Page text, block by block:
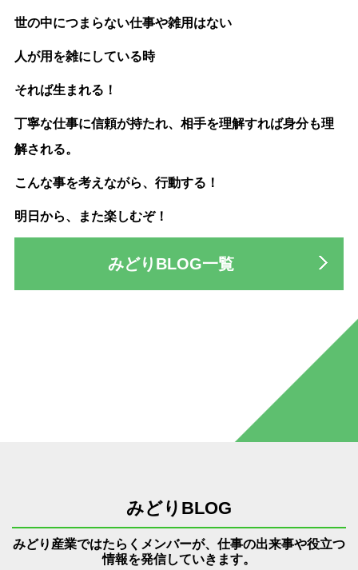
世の中につまらない仕事や雑用はない
人が用を雑にしている時
それば生まれる！
丁寧な仕事に信頼が持たれ、相手を理解すれば身分も理
解される。
こんな事を考えながら、行動する！
明日から、また楽しむぞ！
みどりBLOG一覧
みどりBLOG
みどり産業ではたらくメンバーが、仕事の出来事や役立つ
情報を発信していきます。